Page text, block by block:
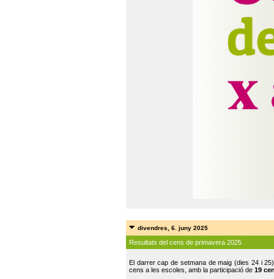
divendres, 6. juny 2025
Resultats del cens de primavera 2025
El darrer cap de setmana de maig (dies 24 i
cens a les escoles, amb la participació de 19